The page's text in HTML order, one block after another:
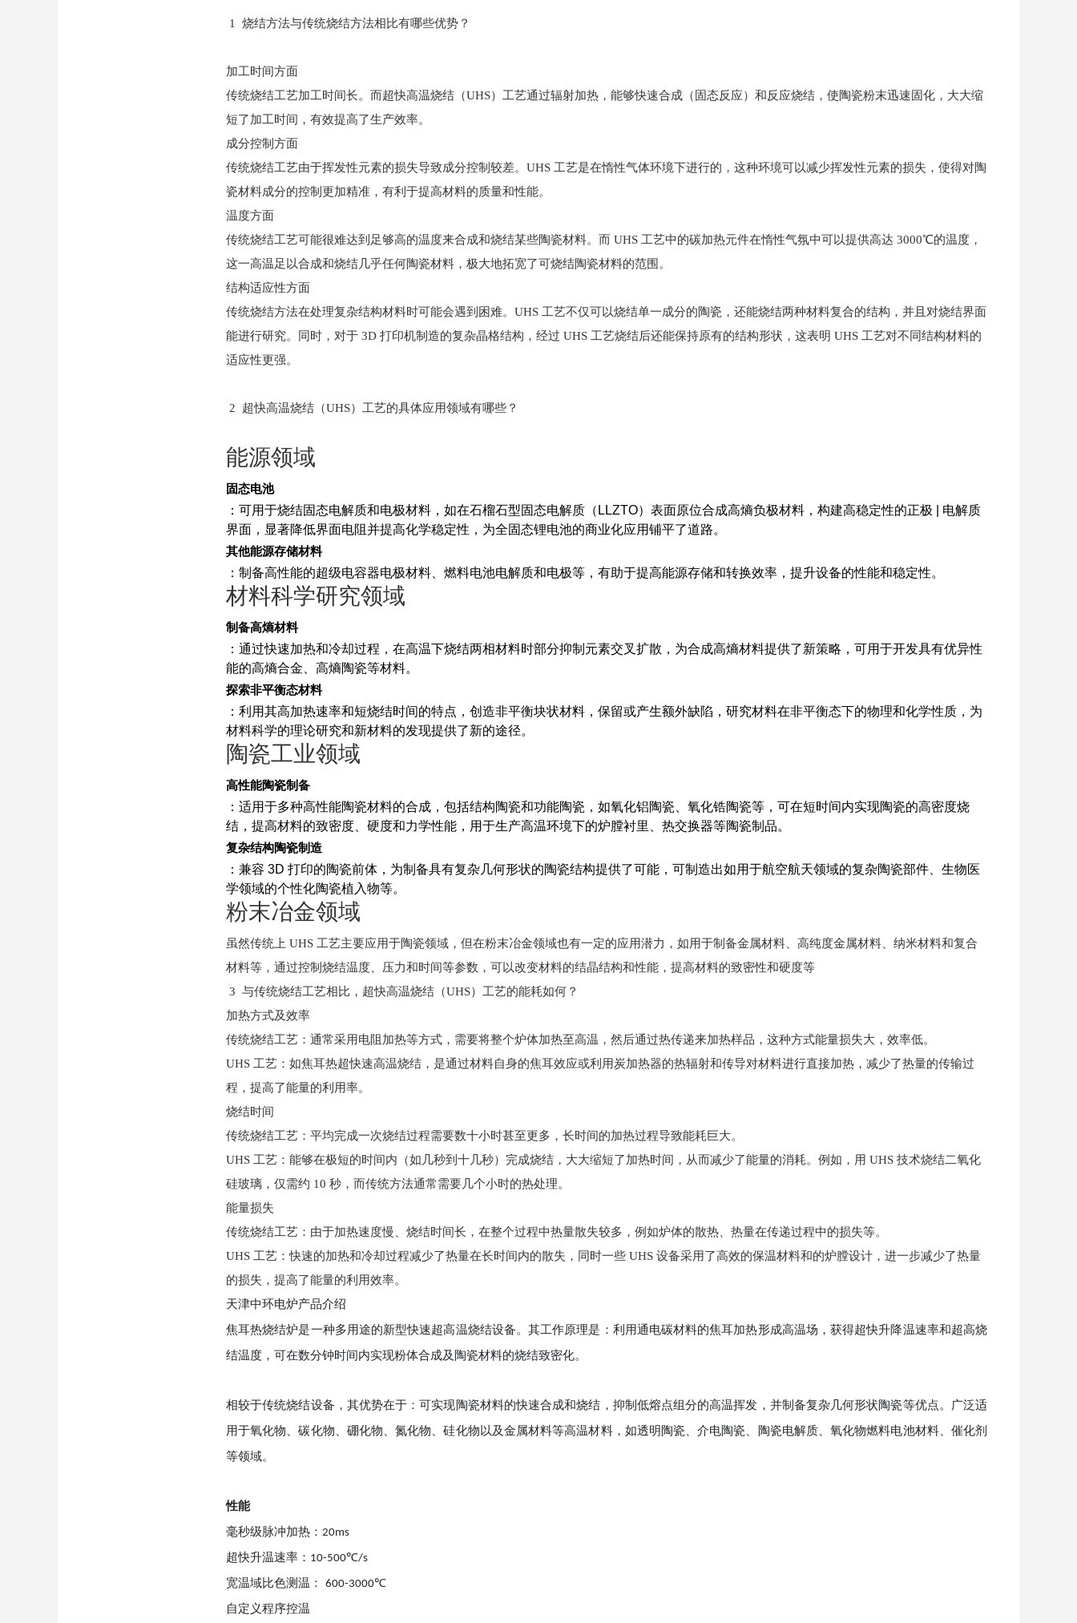
1 烧结方法与传统烧结方法相比有哪些优势？
加工时间方面
传统烧结工艺加工时间长。而超快高温烧结（UHS）工艺通过辐射加热，能够快速合成（固态反应）和反应烧结，使陶瓷粉末迅速固化，大大缩
短了加工时间，有效提高了生产效率。
成分控制方面
传统烧结工艺由于挥发性元素的损失导致成分控制较差。UHS 工艺是在惰性气体环境下进行的，这种环境可以减少挥发性元素的损失，使得对陶
瓷材料成分的控制更加精准，有利于提高材料的质量和性能。
温度方面
传统烧结工艺可能很难达到足够高的温度来合成和烧结某些陶瓷材料。而 UHS 工艺中的碳加热元件在惰性气氛中可以提供高达 3000℃的温度，
这一高温足以合成和烧结几乎任何陶瓷材料，极大地拓宽了可烧结陶瓷材料的范围。
结构适应性方面
传统烧结方法在处理复杂结构材料时可能会遇到困难。UHS 工艺不仅可以烧结单一成分的陶瓷，还能烧结两种材料复合的结构，并且对烧结界面
能进行研究。同时，对于 3D 打印机制造的复杂晶格结构，经过 UHS 工艺烧结后还能保持原有的结构形状，这表明 UHS 工艺对不同结构材料的
适应性更强。
2 超快高温烧结（UHS）工艺的具体应用领域有哪些？
能源领域
固态电池
：可用于烧结固态电解质和电极材料，如在石榴石型固态电解质（LLZTO）表面原位合成高熵负极材料，构建高稳定性的正极 | 电解质
界面，显著降低界面电阻并提高化学稳定性，为全固态锂电池的商业化应用铺平了道路。
其他能源存储材料
：制备高性能的超级电容器电极材料、燃料电池电解质和电极等，有助于提高能源存储和转换效率，提升设备的性能和稳定性。
材料科学研究领域
制备高熵材料
：通过快速加热和冷却过程，在高温下烧结两相材料时部分抑制元素交叉扩散，为合成高熵材料提供了新策略，可用于开发具有优异性
能的高熵合金、高熵陶瓷等材料。
探索非平衡态材料
：利用其高加热速率和短烧结时间的特点，创造非平衡块状材料，保留或产生额外缺陷，研究材料在非平衡态下的物理和化学性质，为
材料科学的理论研究和新材料的发现提供了新的途径。
陶瓷工业领域
高性能陶瓷制备
：适用于多种高性能陶瓷材料的合成，包括结构陶瓷和功能陶瓷，如氧化铝陶瓷、氧化锆陶瓷等，可在短时间内实现陶瓷的高密度烧
结，提高材料的致密度、硬度和力学性能，用于生产高温环境下的炉膛衬里、热交换器等陶瓷制品。
复杂结构陶瓷制造
：兼容 3D 打印的陶瓷前体，为制备具有复杂几何形状的陶瓷结构提供了可能，可制造出如用于航空航天领域的复杂陶瓷部件、生物医
学领域的个性化陶瓷植入物等。
粉末冶金领域
虽然传统上 UHS 工艺主要应用于陶瓷领域，但在粉末冶金领域也有一定的应用潜力，如用于制备金属材料、高纯度金属材料、纳米材料和复合
材料等，通过控制烧结温度、压力和时间等参数，可以改变材料的结晶结构和性能，提高材料的致密性和硬度等
3 与传统烧结工艺相比，超快高温烧结（UHS）工艺的能耗如何？
加热方式及效率
传统烧结工艺：通常采用电阻加热等方式，需要将整个炉体加热至高温，然后通过热传递来加热样品，这种方式能量损失大，效率低。
UHS 工艺：如焦耳热超快速高温烧结，是通过材料自身的焦耳效应或利用炭加热器的热辐射和传导对材料进行直接加热，减少了热量的传输过
程，提高了能量的利用率。
烧结时间
传统烧结工艺：平均完成一次烧结过程需要数十小时甚至更多，长时间的加热过程导致能耗巨大。
UHS 工艺：能够在极短的时间内（如几秒到十几秒）完成烧结，大大缩短了加热时间，从而减少了能量的消耗。例如，用 UHS 技术烧结二氧化
硅玻璃，仅需约 10 秒，而传统方法通常需要几个小时的热处理。
能量损失
传统烧结工艺：由于加热速度慢、烧结时间长，在整个过程中热量散失较多，例如炉体的散热、热量在传递过程中的损失等。
UHS 工艺：快速的加热和冷却过程减少了热量在长时间内的散失，同时一些 UHS 设备采用了高效的保温材料和的炉膛设计，进一步减少了热量
的损失，提高了能量的利用效率。
天津中环电炉产品介绍
焦耳热烧结炉是一种多用途的新型快速超高温烧结设备。其工作原理是：利用通电碳材料的焦耳加热形成高温场，获得超快升降温速率和超高烧
结温度，可在数分钟时间内实现粉体合成及陶瓷材料的烧结致密化。
相较于传统烧结设备，其优势在于：可实现陶瓷材料的快速合成和烧结，抑制低熔点组分的高温挥发，并制备复杂几何形状陶瓷等优点。广泛适
用于氧化物、碳化物、硼化物、氮化物、硅化物以及金属材料等高温材料，如透明陶瓷、介电陶瓷、陶瓷电解质、氧化物燃料电池材料、催化剂
等领域。
性能
毫秒级脉冲加热： 20ms
超快升温速率： 10-500℃/s
宽温域比色测温： 600-3000℃
自定义程序控温